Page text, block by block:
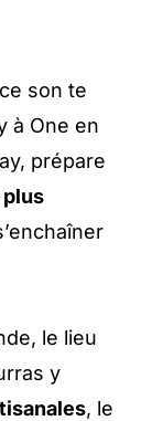
son te
à One en
prépare
plus
le lieu
y
, le